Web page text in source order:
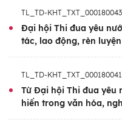
đoạn 2026-2030.
dương các tập
hùng, chiến sĩ thi
những người đại
tinh thần cống
người Việt Nam.
TL_TD-KHT_TXT_000180043
Đại hội Thi đua yêu
tác, lao động, rèn luyện
TL_TD-KHT_TXT_000180041
Từ Đại hội Thi đua yêu
hiến trong văn hóa,